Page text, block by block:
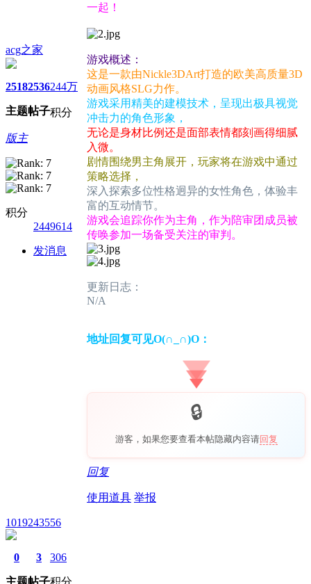
acg之家
2518
主题
2536
帖子
244万
积分
版主
积分
2449614
发消息
一起！
游戏概述：
这是一款由Nickle3DArt打造的欧美高质量3D
动画风格SLG力作。
游戏采用精美的建模技术，呈现出极具视觉
冲击力的角色形象，
无论是身材比例还是面部表情都刻画得细腻
入微。
剧情围绕男主角展开，玩家将在游戏中通过
策略选择，
深入探索多位性格迥异的女性角色，体验丰
富的互动情节。
游戏会追踪你作为主角，作为陪审团成员被
传唤参加一场备受关注的审判。
更新日志：
N/A
地址回复可见O(∩_∩)O：
游客，如果您要查看本帖隐藏内容请回复
回复
使用道具 举报
1019243556
0 3 306